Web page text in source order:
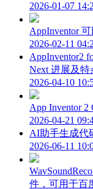
2026-01-07
AppInventor
2026-02-11
AppInventor2
Next 进展及特
2026-04-10
App Inventor
2026-04-21
AI助手生成代
2026-06-11
件，可用于百